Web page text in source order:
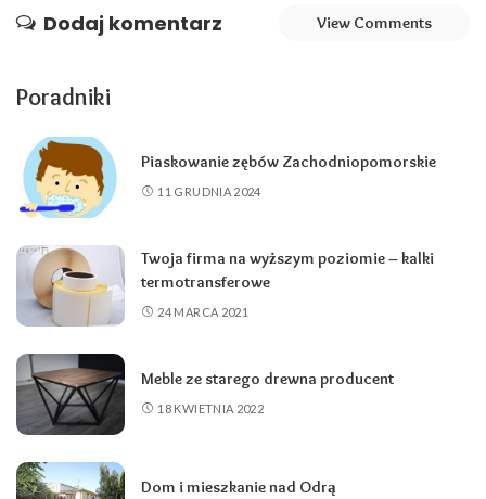
Dodaj komentarz View Comments
Poradniki
Piaskowanie zębów Zachodniopomorskie
11 GRUDNIA 2024
Twoja firma na wyższym poziomie – kalki
termotransferowe
24 MARCA 2021
Meble ze starego drewna producent
18 KWIETNIA 2022
Dom i mieszkanie nad Odrą